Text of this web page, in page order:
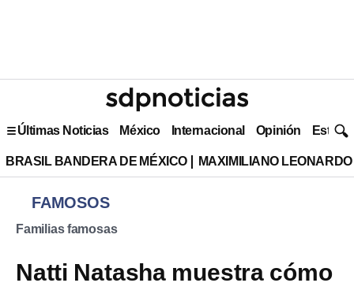
Últimas Noticias México Internacional Opinión Estilo
BRASIL BANDERA DE MÉXICO MAXIMILIANO
FAMOSOS
Familias famosas
Natti Natasha muestra cómo